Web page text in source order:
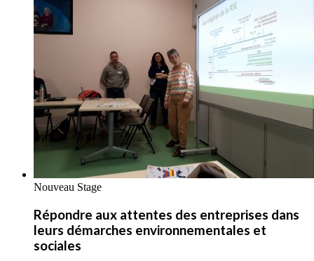
Nouveau Stage
Répondre aux attentes des entreprises dans
leurs démarches environnementales et
sociales